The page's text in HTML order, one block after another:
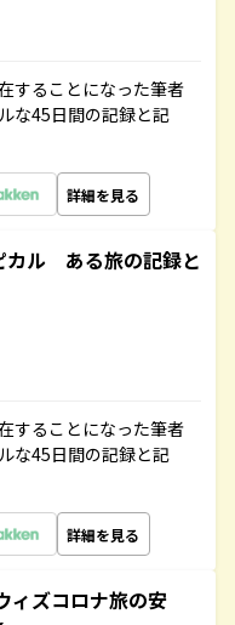
することになった筆者
な45日間の記録と記
詳細を見る
カル ある旅の記録と
することになった筆者
な45日間の記録と記
詳細を見る
ィズコロナ旅の安